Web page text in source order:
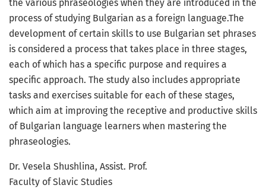
the various phraseologies when they are introduced in the
process of studying Bulgarian as a foreign language.The
development of certain skills to use Bulgarian set phrases
is considered a process that takes place in three stages,
each of which has a speciﬁc purpose and requires a
speciﬁc approach. The study also includes appropriate
tasks and exercises suitable for each of these stages,
which aim at improving the receptive and productive skills
of Bulgarian language learners when mastering the
phraseologies.
Dr. Vesela Shushlina, Assist. Prof.
Faculty of Slavic Studies